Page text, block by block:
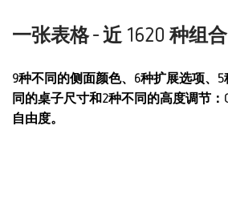
一张表格 - 近 1620 种组合
9种不同的侧面颜色、6种扩展选项、
同的桌子尺寸和2种不同的高度调节：
自由度。